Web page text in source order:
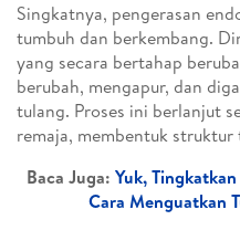
Singkatnya, pengerasan
tumbuh dan berkembang.
yang secara bertahap
berubah, mengapur, dan
tulang. Proses ini berlanjut
remaja, membentuk
Baca Juga: Yuk,
Cara Menguatkan